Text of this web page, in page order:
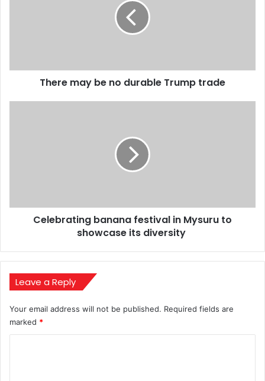
There may be no durable Trump trade
diversity
Celebrating banana festival in Mysuru to
showcase its diversity
Leave a Reply
Your email address will not be published. Required fields are
marked *